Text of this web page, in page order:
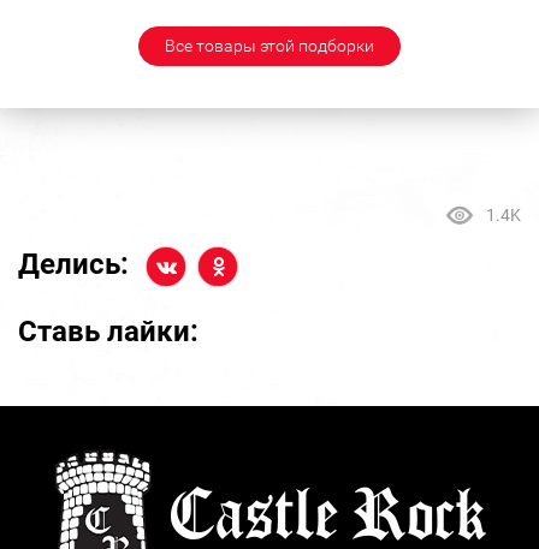
Все товары этой подборки
1.4K
Делись:
Ставь лайки: